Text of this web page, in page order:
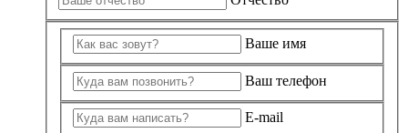
Ваше имя
Ваш телефон
E-mail